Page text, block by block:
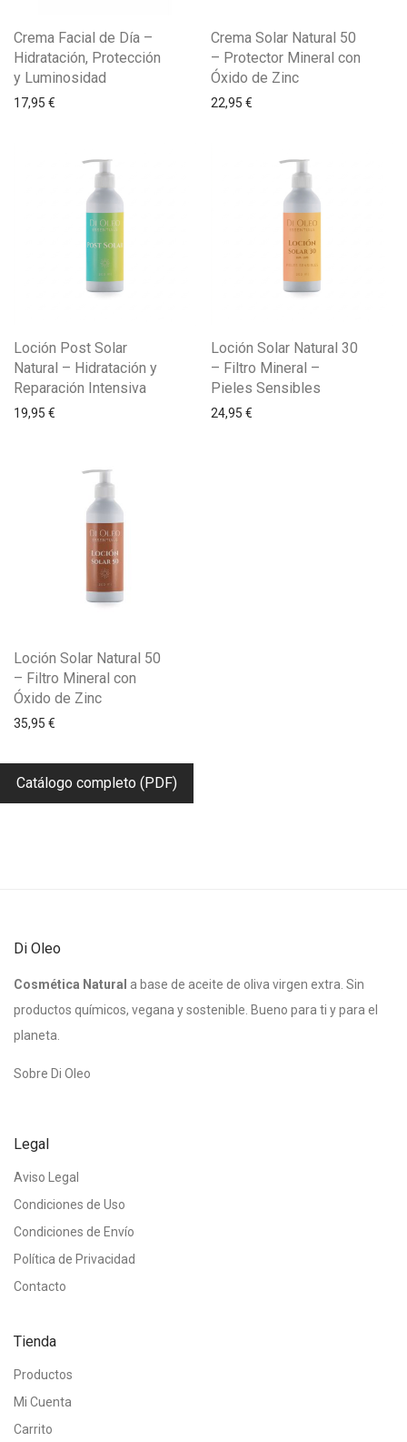
Crema Facial de Día –
Hidratación, Protección
y Luminosidad
17,95 €
Crema Solar Natural 50
– Protector Mineral con
Óxido de Zinc
22,95 €
Loción Post Solar
Natural – Hidratación y
Reparación Intensiva
19,95 €
Loción Solar Natural 30
– Filtro Mineral –
Pieles Sensibles
24,95 €
Loción Solar Natural 50
– Filtro Mineral con
Óxido de Zinc
35,95 €
Catálogo completo (PDF)
Di Oleo
Cosmética Natural a base de aceite de oliva virgen extra. Sin
productos químicos, vegana y sostenible. Bueno para ti y para el
planeta.
Sobre Di Oleo
Legal
Aviso Legal
Condiciones de Uso
Condiciones de Envío
Política de Privacidad
Contacto
Tienda
Productos
Mi Cuenta
Carrito